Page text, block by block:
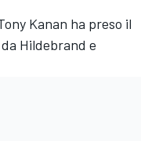
Kanan ha preso il
Hildebrand e